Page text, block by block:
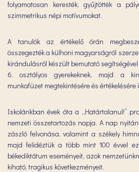
folyamatosan keresték, gyűjtötték a
szimmetrikus népi motívumokat.
A tanulók az értékelő órán
összegezték a külhoni magyarságról
kirándulásról készült bemutató
6. osztályos gyerekeknek, majd a
munkafüzet megtekintésére és értékelésére
Iskolánkban évek óta a „Határtalanul!”
nemzeti összetartozás napja. A nap
zászló felvonása, valamint a székely
majd felidéztük a több mint 100 évvel
békediktátum eseményeit, azok
kiható, tragikus következményeit.